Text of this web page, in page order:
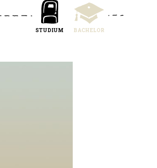
STUDIUM BACHELOR